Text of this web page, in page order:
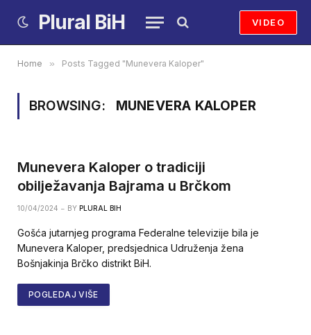
Plural BiH VIDEO
Home » Posts Tagged "Munevera Kaloper"
BROWSING: MUNEVERA KALOPER
Munevera Kaloper o tradiciji
obilježavanja Bajrama u Brčkom
10/04/2024 BY PLURAL BIH
Gošća jutarnjeg programa Federalne televizije bila je
Munevera Kaloper, predsjednica Udruženja žena
Bošnjakinja Brčko distrikt BiH.
POGLEDAJ VIŠE